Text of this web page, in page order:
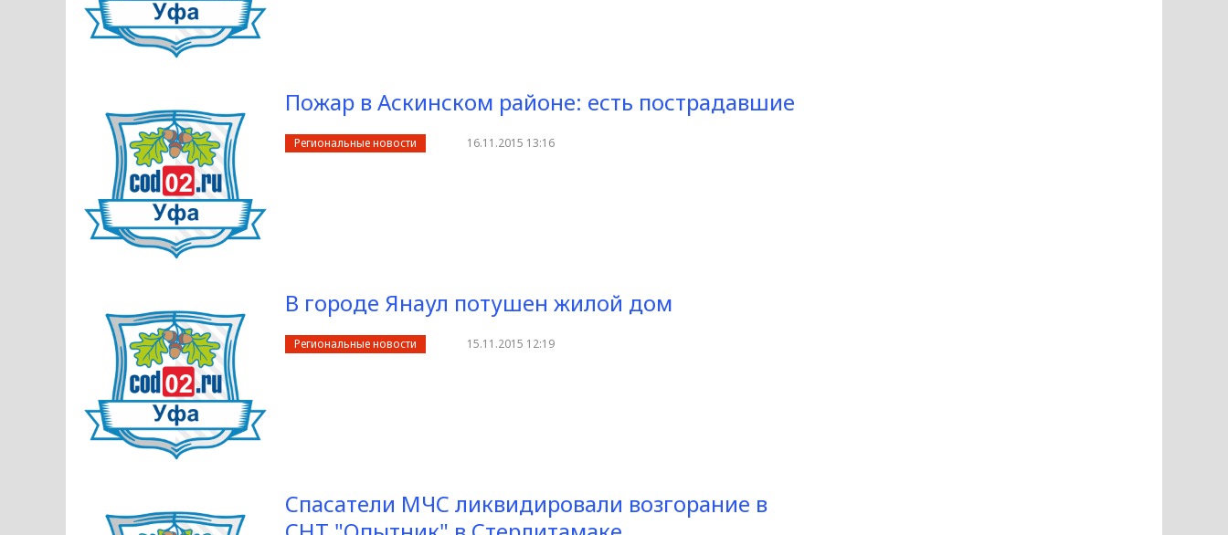
Пожар в Аскинском районе: есть пострадавшие
Региональные новости 16.11.2015 13:16
В городе Янаул потушен жилой дом
Региональные новости 15.11.2015 12:19
Спасатели МЧС ликвидировали возгорание в